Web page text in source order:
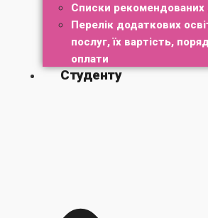
Списки рекомендованих
Перелік додаткових
послуг, їх вартість,
оплати
Студенту